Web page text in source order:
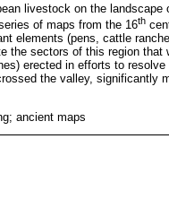
livestock on the landscape
of maps from the 16th
elements (pens, cattle
the sectors of this region that
erected in efforts to
the valley, significantly
ancient maps